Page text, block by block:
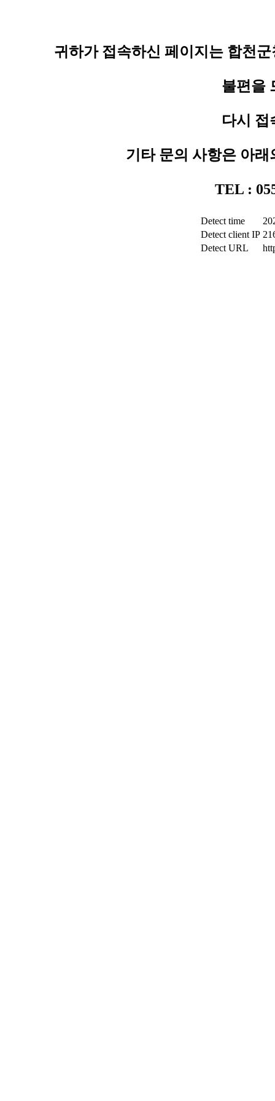
귀하가 접속하신 페이지는 합천
불편을
다시 접
기타 문의 사항은 아
TEL :
Detect time
Detect client IP
Detect URL